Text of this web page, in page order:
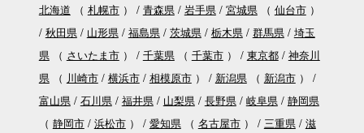
北海道 （ 札幌市） 青森県 岩手県 宮城県（ 仙台市）
秋田県
山形県 福島県 茨城県 栃木県 群馬県
埼玉
県（ さいたま市） 千葉県（ 千葉市） 東京都
神奈川
県（ 川崎市 横浜市 相模原市） 新潟県（ 新潟市）
富山県
石川県 福井県 山梨県 長野県 岐阜県
静岡県
（ 静岡市 浜松市） 愛知県（ 名古屋市） 三重県
滋